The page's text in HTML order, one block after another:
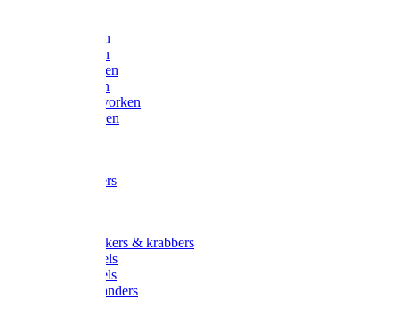
Hooivorken
Mestvorken
Bietenvorken
Maisvorken
Aardappelvorken
Vijgenvorken
Tuinkrabbers
Onkruidstekers & krabbers
Hartschoffels
Ruitschoffels
Onkruidbranders